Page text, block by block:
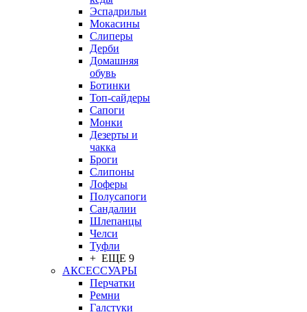
Эспадрильи
Мокасины
Слиперы
Дерби
Домашняя
обувь
Ботинки
Топ-сайдеры
Сапоги
Монки
Дезерты и
чакка
Броги
Слипоны
Лоферы
Полусапоги
Сандалии
Шлепанцы
Челси
Туфли
+ ЕЩЕ 9
АКСЕССУАРЫ
Перчатки
Ремни
Галстуки